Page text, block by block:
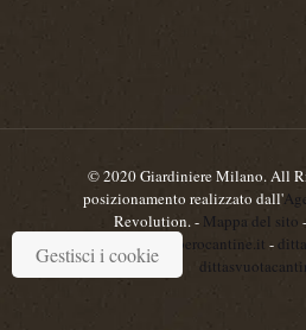
© 2020 Giardiniere Milano. All
posizionamento realizzato dall'
Revolution. - Mappa del sito -
dittasgomberocantine.it -
Gestisci i cookie